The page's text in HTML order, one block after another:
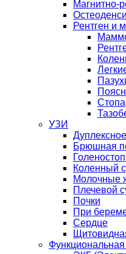
Магнитно-
Рентген и
Стопа
УЗИ
Брюшная
Коленный
Молочные
Плечевой
Почки
При
Сердце
Функциональная